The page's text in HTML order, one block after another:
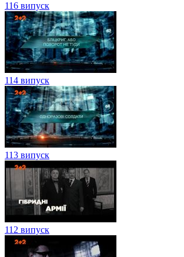
116 випуск
114 випуск
113 випуск
112 випуск